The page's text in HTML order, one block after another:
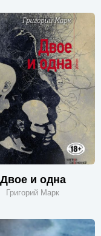
Двое и одна
Григорий Марк